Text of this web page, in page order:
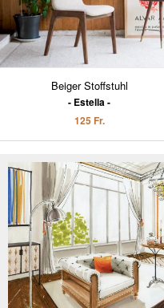
Beiger Stoffstuhl
Estella
125 Fr.